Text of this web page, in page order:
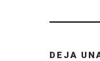
DEJA